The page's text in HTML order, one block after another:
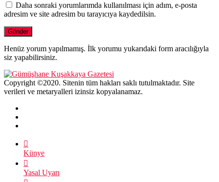
Daha sonraki yorumlarımda kullanılması için adım, e-posta
adresim ve site adresim bu tarayıcıya kaydedilsin.
Henüz yorum yapılmamış. İlk yorumu yukarıdaki form aracılığıyla
siz yapabilirsiniz.
Copyright ©2020. Sitenin tüm hakları saklı tutulmaktadır. Site
verileri ve metaryalleri izinsiz kopyalanamaz.
Künye
Yasal Uyarı